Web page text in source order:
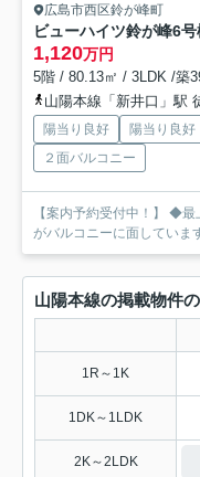
広島市西区鈴が峰町
ビューハイツ鈴が峰6号
1,120万円
5階 / 80.13㎡ / 3LDK /築
山陽本線「新井口」駅
陽当り良好 陽当り良好
２面バルコニー
【案内予約受付中！】 ◆
がバルコニーに面してい
山陽本線の掲載物件
1R～1K
1DK～1LDK
2K～2LDK